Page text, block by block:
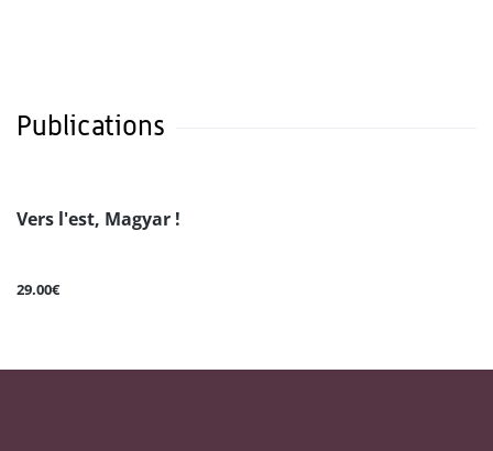
Publications
Vers l'est, Magyar !
29.00€